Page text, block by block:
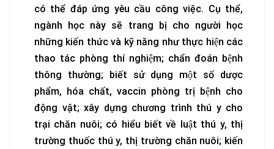
có thể đáp ứng yêu cầu công việc. Cụ thể,
ngành học này sẽ trang bị cho người học
những kiến thức và kỹ năng như thực hiện các
thao tác phòng thí nghiệm; chẩn đoán bệnh
thông thường; biết sử dụng một số dược
phẩm, hóa chất, vaccin phòng trị bệnh cho
động vật; xây dựng chương trình thú y cho
trại chăn nuôi; có hiểu biết về luật thú y, thị
trường thuốc thú y, thị trường chăn nuôi; kiến